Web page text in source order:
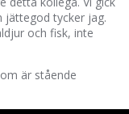
jättegod tycker jag.
och fisk, inte
är stående